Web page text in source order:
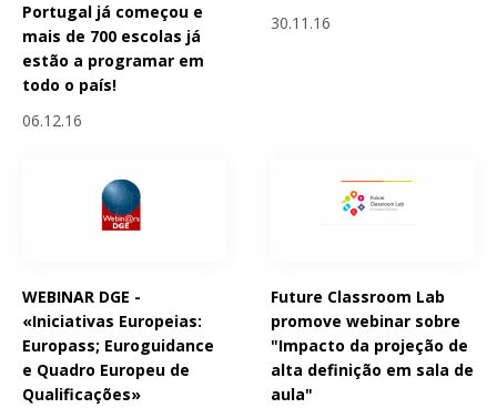
Portugal já começou e
mais de 700 escolas já
estão a programar em
todo o país!
06.12.16
30.11.16
WEBINAR DGE -
«Iniciativas Europeias:
Europass; Euroguidance
e Quadro Europeu de
Qualificações»
Future Classroom Lab
promove webinar sobre
"Impacto da projeção de
alta definição em sala de
aula"